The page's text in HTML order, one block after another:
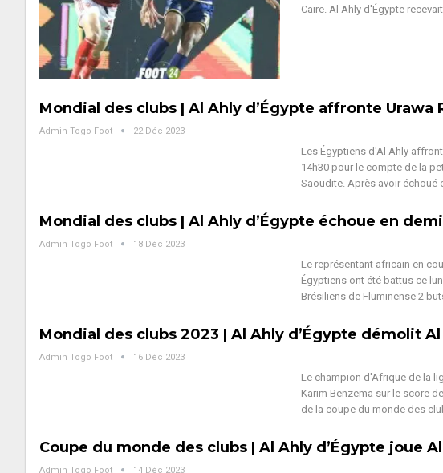
Caire. Al Ahly d'Égypte
Mondial des clubs | Al Ahly d’Égypte affronte Urawa
Admin Togo Foot 22 Déc 2023
Les Égyptiens d'Al Ahly
14h30 pour le compte de la
Saoudite. Après avoir échoué
Mondial des clubs | Al Ahly d’Égypte échoue en
Admin Togo Foot 18 Déc 2023
Le représentant africain en
Égyptiens ont été battus ce
Brésiliens de Fluminense 2
Mondial des clubs 2023 | Al Ahly d’Égypte démolit
Admin Togo Foot 16 Déc 2023
Le champion d'Afrique de la
Karim Benzema sur le score
de la coupe du monde des
Coupe du monde des clubs | Al Ahly d’Égypte joue
Admin Togo Foot 14 Déc 2023